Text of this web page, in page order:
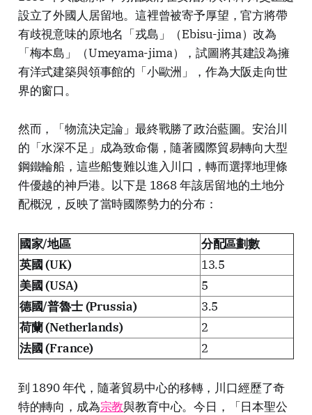
設立了外國人居留地。這裡曾被寄予厚望，官方將帶
有歧視意味的原地名「戎島」（Ebisu-jima）改為
「梅本島」（Umeyama-jima），試圖將其建設為擁
有洋式建築與領事館的「小歐洲」，作為大阪走向世
界的窗口。
然而，「物流決定論」最終戰勝了政治藍圖。安治川
的「水深不足」成為致命傷，隨著國際貿易轉向大型
鋼鐵輪船，這些船隻難以進入川口，轉而選擇地理條
件優越的神戶港。以下是 1868 年該居留地的土地分
配概況，反映了當時國際勢力的分布：
國家/地區
分配區劃數
英國 (UK)
13.5
美國 (USA)
5
德國/普魯士 (Prussia)
3.5
荷蘭 (Netherlands)
2
法國 (France)
2
到 1890 年代，隨著貿易中心的移轉，川口經歷了奇
特的轉向，成為宗教與教育中心。今日，「日本聖公